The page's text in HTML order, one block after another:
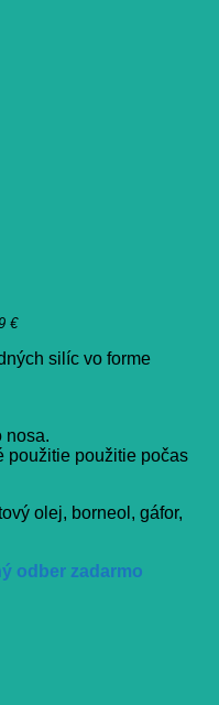
€
silíc vo forme
nosa.
použitie použitie počas
olej, borneol, gáfor,
odber zadarmo